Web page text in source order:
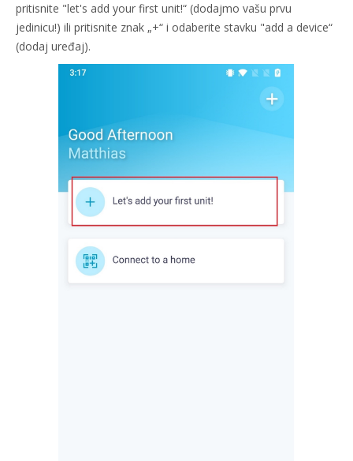
pritisnite "let's add your first unit!“ (dodajmo vašu prvu
jedinicu!) ili pritisnite znak „+“ i odaberite stavku "add a device“
(dodaj uređaj).